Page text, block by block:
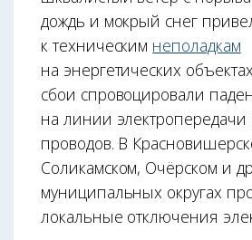
дождь и мокрый снег
к техническим неполадкам
на энергетических
сбои спровоцировали
на линии
проводов. В
Соликамском, Очёрском и
муниципальных округах
локальные отключения